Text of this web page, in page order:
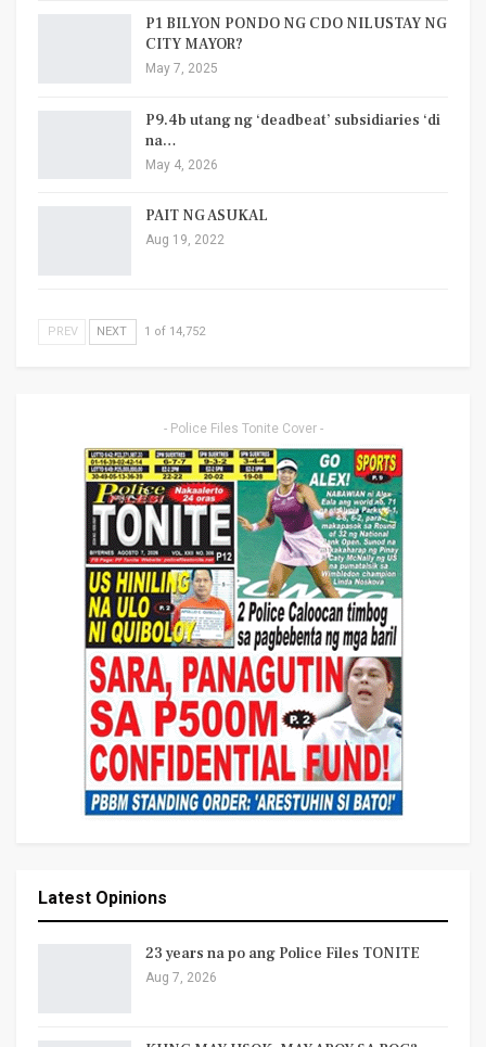
P1 BILYON PONDO NG CDO NILUSTAY NG
CITY MAYOR?
May 7, 2025
P9.4b utang ng ‘deadbeat’ subsidiaries ‘di
na…
May 4, 2026
PAIT NG ASUKAL
Aug 19, 2022
PREV NEXT 1 of 14,752
- Police Files Tonite Cover -
Latest Opinions
23 years na po ang Police Files TONITE
Aug 7, 2026